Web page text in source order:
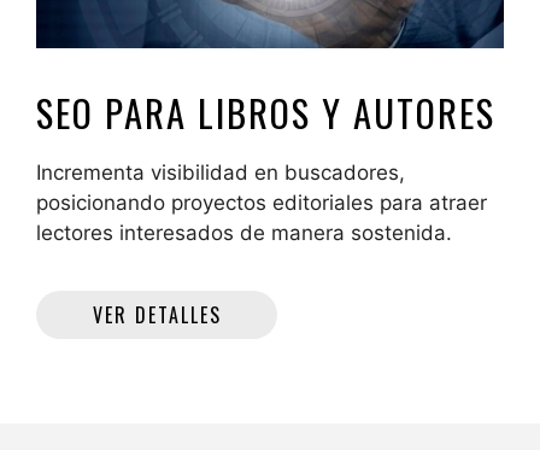
SEO PARA LIBROS Y AUTORES
Incrementa visibilidad en buscadores,
posicionando proyectos editoriales para atraer
lectores interesados de manera sostenida.
VER DETALLES